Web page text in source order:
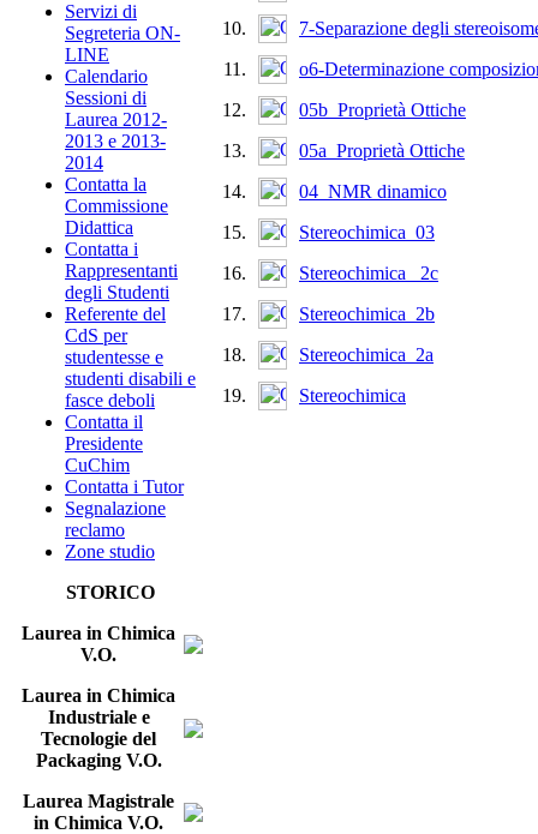
Servizi di
Segreteria ON-
LINE
Calendario
Sessioni di
Laurea 2012-
2013 e 2013-
2014
Contatta la
Commissione
Didattica
Contatta i
Rappresentanti
degli Studenti
Referente del
CdS per
studentesse e
studenti disabili e
fasce deboli
Contatta il
Presidente
CuChim
Contatta i Tutor
Segnalazione
reclamo
Zone studio
STORICO
Laurea in Chimica
V.O.
Laurea in Chimica
Industriale e
Tecnologie del
Packaging V.O.
Laurea Magistrale
in Chimica V.O.
10.
7-Separazione degli
11.
o6-Determinazione
12.
05b_Proprietà Ottiche
13.
05a_Proprietà Ottiche
14.
04_NMR dinamico
15.
Stereochimica_03
16.
Stereochimica _2c
17.
Stereochimica_2b
18.
Stereochimica_2a
19.
Stereochimica